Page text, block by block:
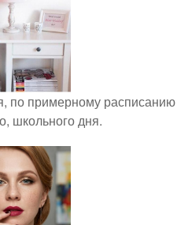
по примерному расписанию
школьного дня.